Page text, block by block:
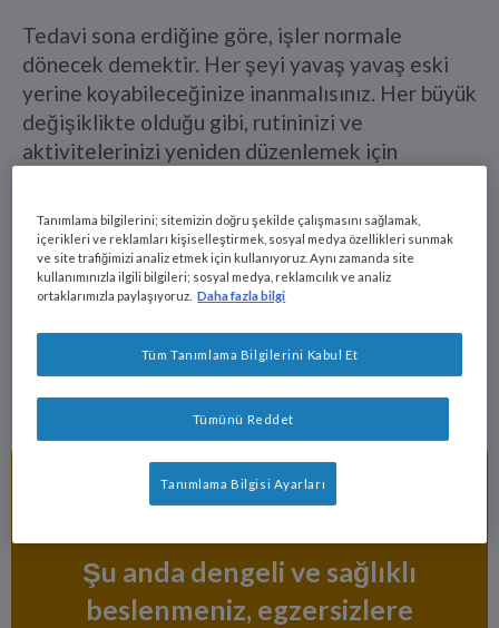
Tedavi sona erdiğine göre, işler normale
dönecek demektir. Her şeyi yavaş yavaş eski
yerine koyabileceğinize inanmalısınız. Her büyük
değişiklikte olduğu gibi, rutininizi ve
aktivitelerinizi yeniden düzenlemek için
noktada, şu an için oldukça faydalı olabilecek
bazı özel içerikleri sizin için seçtik.
Tedaviyi bitirdikten
sonra ne yapmalıyım?
Sağlıklı bir yaşam tarzı ile
Şu anda dengeli ve sağlıklı
beslenmeniz, egzersizlere
Tanımlama bilgilerini; sitemizin doğru şekilde çalışmasını sağlamak,
içerikleri ve reklamları kişiselleştirmek, sosyal medya özellikleri sunmak
ve site trafiğimizi analiz etmek için kullanıyoruz. Aynı zamanda site
kullanımınızla ilgili bilgileri; sosyal medya, reklamcılık ve analiz
ortaklarımızla paylaşıyoruz. Daha fazla bilgi
Tümünü Reddet
Tüm Tanımlama Bilgilerini Kabul Et
Tanımlama Bilgisi Ayarları